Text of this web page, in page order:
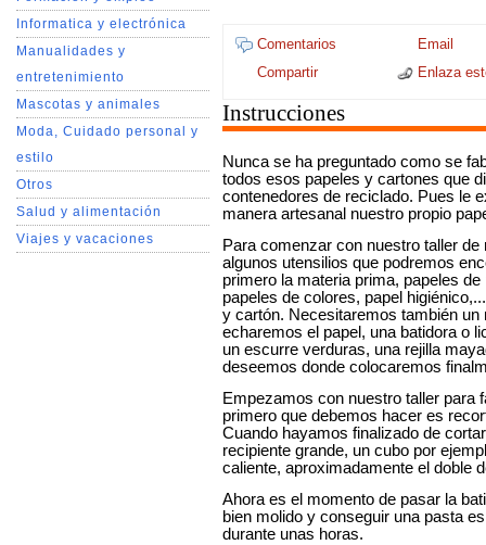
Informatica y electrónica
Manualidades y
entretenimiento
Mascotas y animales
Moda, Cuidado personal y
estilo
Otros
Salud y alimentación
Viajes y vacaciones
Comentarios
Email
Compartir
Enlaza
Instrucciones
Nunca se ha preguntado como se
todos esos papeles y cartones que
contenedores de reciclado. Pues le
manera artesanal nuestro propio
Para comenzar con nuestro taller
algunos utensilios que podremos
primero la materia prima, papeles
papeles de colores, papel
y cartón. Necesitaremos también un
echaremos el papel, una batidora o
un escurre verduras, una rejilla
deseemos donde colocaremos
Empezamos con nuestro taller para
primero que debemos hacer es
Cuando hayamos finalizado de
recipiente grande, un cubo por
caliente, aproximadamente el doble
Ahora es el momento de pasar la
bien molido y conseguir una pasta
durante unas horas.